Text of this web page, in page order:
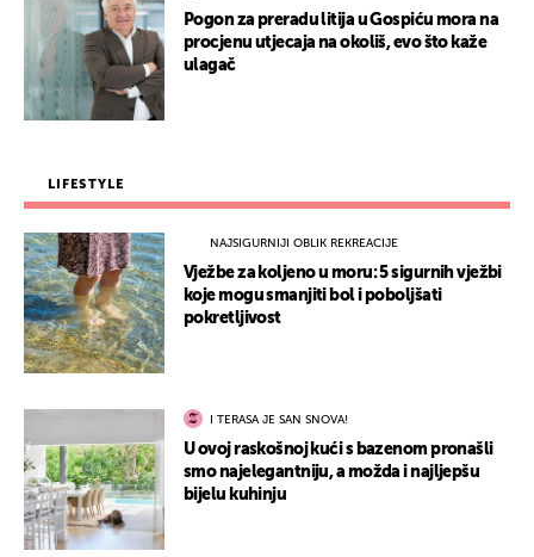
Pogon za preradu litija u Gospiću mora na
procjenu utjecaja na okoliš, evo što kaže
ulagač
LIFESTYLE
NAJSIGURNIJI OBLIK REKREACIJE
Vježbe za koljeno u moru: 5 sigurnih vježbi
koje mogu smanjiti bol i poboljšati
pokretljivost
I TERASA JE SAN SNOVA!
U ovoj raskošnoj kući s bazenom pronašli
smo najelegantniju, a možda i najljepšu
bijelu kuhinju